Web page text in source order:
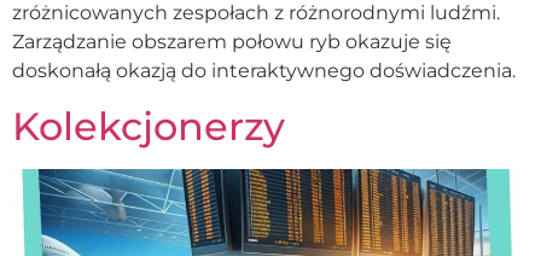
zróżnicowanych zespołach z różnorodnymi ludźmi.
Zarządzanie obszarem połowu ryb okazuje się
doskonałą okazją do interaktywnego doświadczenia.
Kolekcjonerzy